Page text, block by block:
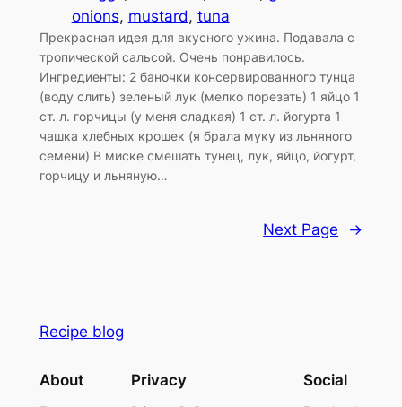
onions, mustard, tuna
Прекрасная идея для вкусного ужина. Подавала с
тропической сальсой. Очень понравилось.
Ингредиенты: 2 баночки консервированного тунца
(воду слить) зеленый лук (мелко порезать) 1 яйцо 1
ст. л. горчицы (у меня сладкая) 1 ст. л. йогурта 1
чашка хлебных крошек (я брала муку из льняного
семени) В миске смешать тунец, лук, яйцо, йогурт,
горчицу и льняную…
Next Page →
Recipe blog
About Privacy Social